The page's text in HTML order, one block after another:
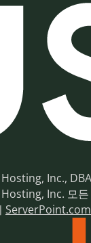
Inc.,
Inc. 모든
ServerPoint.com